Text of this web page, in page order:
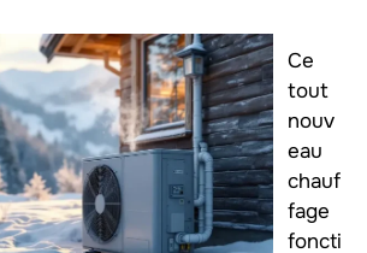
Ce
tout
nouv
eau
chauf
fage
foncti